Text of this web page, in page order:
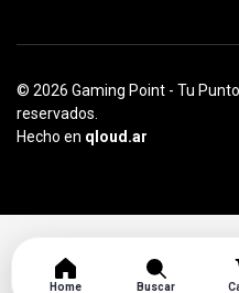
© 2026 Gaming Point - Tu
reservados.
Hecho en qloud.ar
Home Buscar